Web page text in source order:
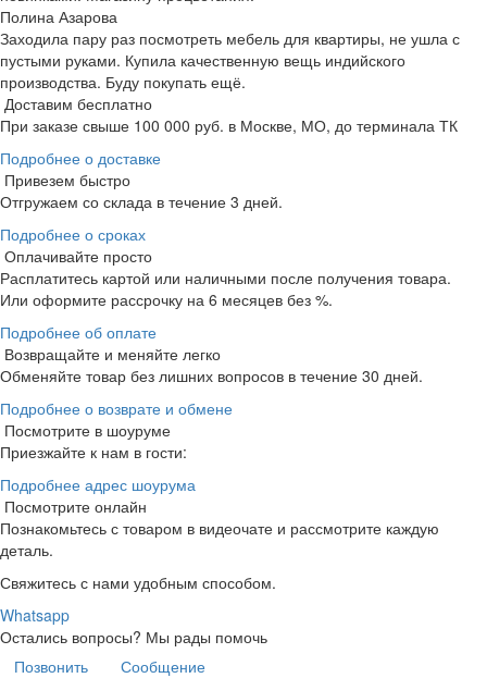
Полина Азарова
Заходила пару раз посмотреть мебель для квартиры, не ушла с
пустыми руками. Купила качественную вещь индийского
производства. Буду покупать ещё.
Доставим бесплатно
При заказе свыше 100 000 руб. в Москве, МО, до терминала ТК
Подробнее о доставке
Привезем быстро
Отгружаем со склада в течение 3 дней.
Подробнее о сроках
Оплачивайте просто
Расплатитесь картой или наличными после получения товара.
Или оформите рассрочку на 6 месяцев без %.
Подробнее об оплате
Возвращайте и меняйте легко
Обменяйте товар без лишних вопросов в течение 30 дней.
Подробнее о возврате и обмене
Посмотрите в шоуруме
Приезжайте к нам в гости:
Подробнее адрес шоурума
Посмотрите онлайн
Познакомьтесь с товаром в видеочате и рассмотрите каждую
деталь.
Свяжитесь с нами удобным способом.
Whatsapp
Остались вопросы? Мы рады помочь
Позвонить
Сообщение